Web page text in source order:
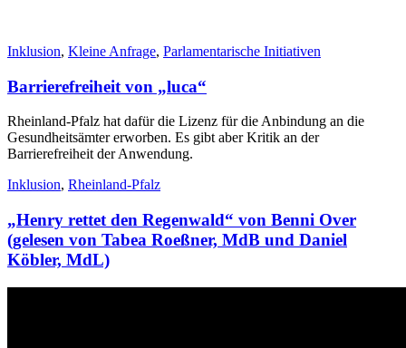
Inklusion, Kleine Anfrage, Parlamentarische Initiativen
Barrierefreiheit von „luca“
Rheinland-Pfalz hat dafür die Lizenz für die Anbindung an die
Gesundheitsämter erworben. Es gibt aber Kritik an der
Barrierefreiheit der Anwendung.
Inklusion, Rheinland-Pfalz
„Henry rettet den Regenwald“ von Benni Over
(gelesen von Tabea Roeßner, MdB und Daniel
Köbler, MdL)